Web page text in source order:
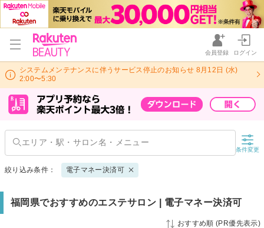
会員登録 ログイン
システムメンテナンスに伴うサービス停止のお知らせ 8月12日 (水)
2:00〜5:30
条件変更
絞り込み条件： 電子マネー決済可
福岡県でおすすめのエステサロン | 電子マネー決済可
おすすめ順 (PR優先表示)